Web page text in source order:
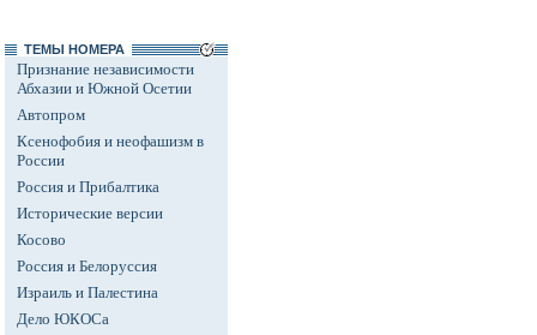
ТЕМЫ НОМЕРА
Признание независимости
Абхазии и Южной Осетии
Автопром
Ксенофобия и неофашизм в
России
Россия и Прибалтика
Исторические версии
Косово
Россия и Белоруссия
Израиль и Палестина
Дело ЮКОСа